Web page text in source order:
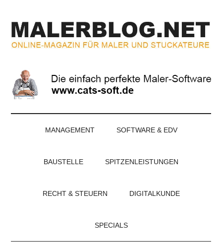
springen
secondary
menu
springen
springen
Magazin
für
Maler
und
MANAGEMENT SOFTWARE & EDV
BAUSTELLE SPITZENLEISTUNGEN
RECHT & STEUERN DIGITALKUNDE
SPECIALS